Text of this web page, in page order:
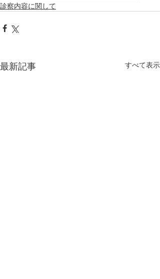
診察内容に関して
最新記事 すべて表示